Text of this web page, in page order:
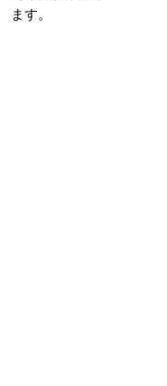
ます。